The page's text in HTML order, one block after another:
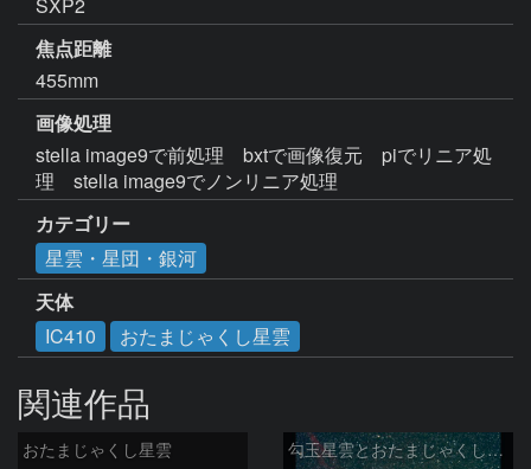
SXP2
焦点距離
455mm
画像処理
stella image9で前処理　bxtで画像復元　piでリニア処
理　stella image9でノンリニア処理
カテゴリー
星雲・星団・銀河
天体
IC410
おたまじゃくし星雲
関連作品
おたまじゃくし星雲 勾玉星雲とおたまじゃくし星雲 2026/02/14